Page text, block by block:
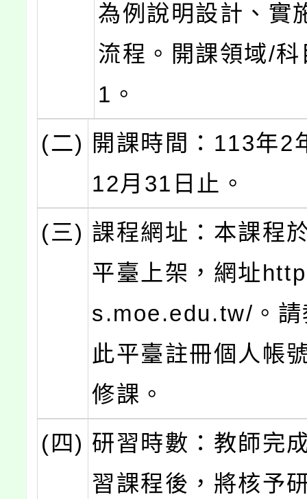
為例說明設計、實
流程。開課領域/
1。
(二) 開課時間：113年2
12月31日止。
(三) 課程網址：本課程
平臺上架，網址
s.moe.edu.tw/。請
此平臺註冊個人帳
修課。
(四) 研習時數：教師完
習課程後，將核予